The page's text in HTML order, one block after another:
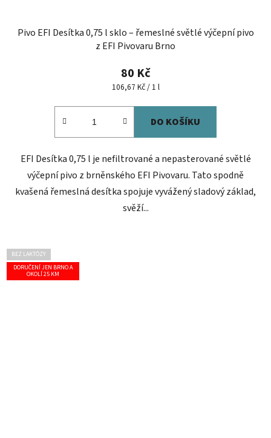
Pivo EFI Desítka 0,75 l sklo – řemeslné světlé výčepní pivo
z EFI Pivovaru Brno
80 Kč
Měrná
106,67 Kč / 1 l
DO KOŠÍKU
EFI Desítka 0,75 l je nefiltrované a nepasterované světlé
výčepní pivo z brněnského EFI Pivovaru. Tato spodně
kvašená řemeslná desítka spojuje vyvážený sladový základ,
svěží...
BEZ LAKTÓZY
DORUČENÍ JEN BRNO A
OKOLÍ 25 KM